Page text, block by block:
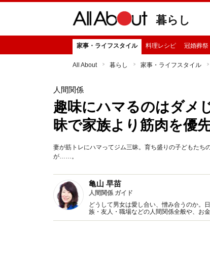
暮らし
家事・ライフスタイル 料理レシピ 冠婚葬祭
All About 暮らし 家事・ライフスタイル
人間関係
趣味にハマるのはダメ
昧で家族より筋肉を優
妻が筋トレにハマってジム三昧。育ち盛りの子どもた
が……。
亀山 早苗
人間関係 ガイド
どうして男女は愛し合い、憎み合うのか。
族・友人・職場などの人間関係全般や、お
魅力の秘密』など著書多数。